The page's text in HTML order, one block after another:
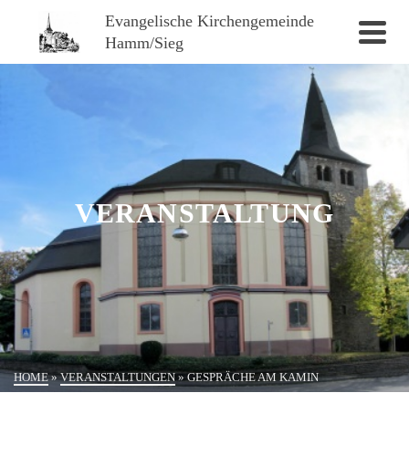
Evangelische Kirchengemeinde
Hamm/Sieg
VERANSTALTUNG
HOME » VERANSTALTUNGEN » GESPRÄCHE AM KAMIN